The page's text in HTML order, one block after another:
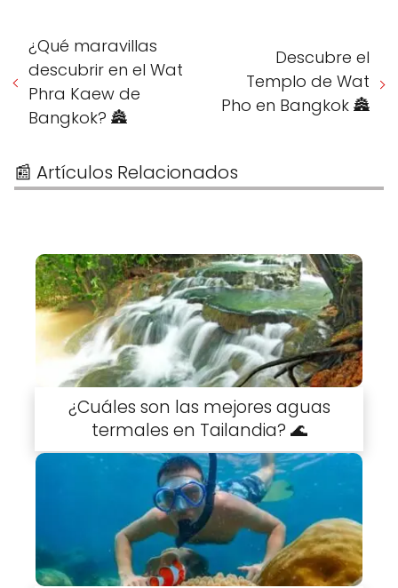
¿Qué maravillas
descubrir en el Wat
Phra Kaew de
Bangkok? 🏯
Descubre el
Templo de Wat
Pho en Bangkok 🏯
📰 Artículos Relacionados
¿Cuáles son las mejores aguas
termales en Tailandia? 🌊